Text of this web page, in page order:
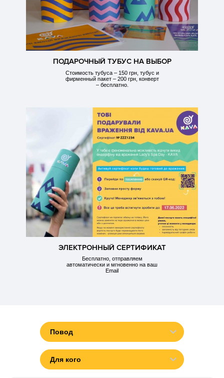
ПОДАРОЧНЫЙ ТУБУС НА ВЫБОР
Стоимость тубуса – 150 грн, тубус и
фирменный пакет – 200 грн, конверт
– бесплатно.
ЭЛЕКТРОННЫЙ СЕРТИФИКАТ
Бесплатно, отправляем
автоматически и мгновенно на ваш
Email
Повод
День рождения
День влюбленных
Для кого